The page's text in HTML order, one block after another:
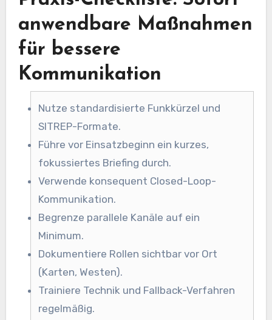
anwendbare Maßnahmen
für bessere
Kommunikation
Nutze standardisierte Funkkürzel und
SITREP-Formate.
Führe vor Einsatzbeginn ein kurzes,
fokussiertes Briefing durch.
Verwende konsequent Closed-Loop-
Kommunikation.
Begrenze parallele Kanäle auf ein
Minimum.
Dokumentiere Rollen sichtbar vor Ort
(Karten, Westen).
Trainiere Technik und Fallback-Verfahren
regelmäßig.